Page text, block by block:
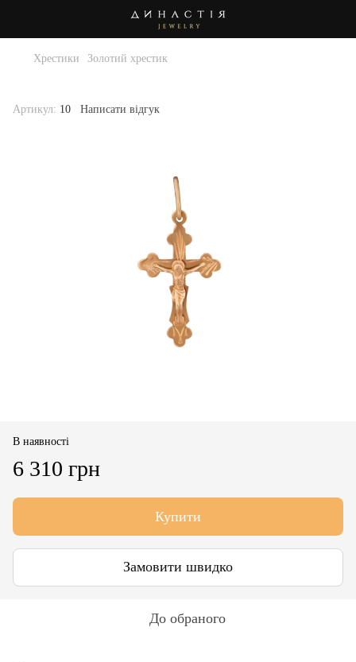
Хрестики Золотий хрестик
Артикул: 10 Написати відгук
В наявності
6 310 грн
Купити
Замовити швидко
До обраного